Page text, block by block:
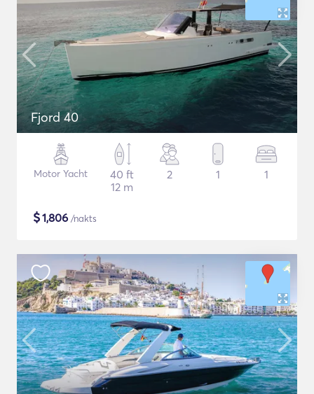
Fjord 40
Motor Yacht
40 ft
12 m
2 1 1
$1,806 /nakts